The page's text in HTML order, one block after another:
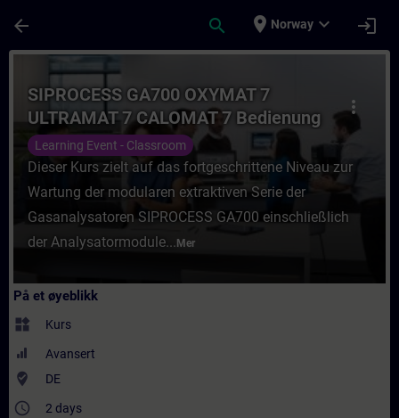
arrow_back search place Norway expand_more login
Kurs - SIPROCESS GA700 OXYMAT 7
more_vert
SIPROCESS GA700 OXYMAT 7
ULTRAMAT 7 CALOMAT 7 Bedienung
und Wartung des modularen Systems
für fortgeschrittene Anwender
Learning Event - Classroom
Dieser Kurs zielt auf das fortgeschrittene Niveau zur
Wartung der modularen extraktiven Serie der
Gasanalysatoren SIPROCESS GA700 einschließlich
der Analysatormodule... Mer
På et øyeblikk
widgets Kurs
Avansert
where_to_vote DE
access_time 2 days